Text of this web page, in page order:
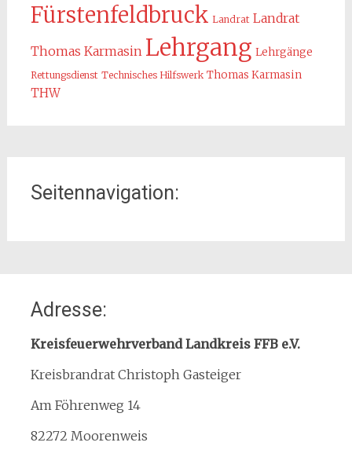
Fürstenfeldbruck Landrat Landrat
Thomas Karmasin Lehrgang Lehrgänge
Rettungsdienst Technisches Hilfswerk Thomas Karmasin
THW
Seitennavigation:
Organisation
Kreisfeuerwehrverband
Kreisbrandinspektion
Service
Adresse:
Kreisfeuerwehrverband Landkreis FFB e.V.
Kreisbrandrat Christoph Gasteiger
Am Föhrenweg 14
82272 Moorenweis